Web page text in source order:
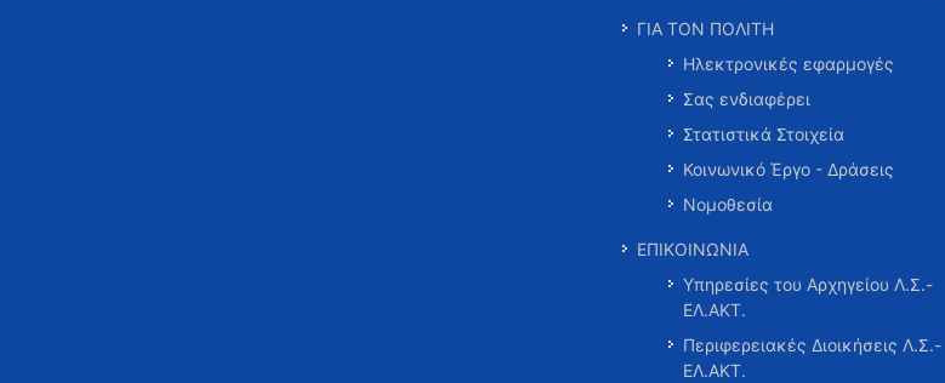
ΓΙΑ ΤΟΝ ΠΟΛΙΤΗ
Ηλεκτρονικές εφαρμογές
Σας ενδιαφέρει
Στατιστικά Στοιχεία
Κοινωνικό Έργο - Δράσεις
Νομοθεσία
ΕΠΙΚΟΙΝΩΝΙΑ
Υπηρεσίες του Αρχηγείου Λ.Σ.-
ΕΛ.ΑΚΤ.
Περιφερειακές Διοικήσεις Λ.Σ.-
ΕΛ.ΑΚΤ.